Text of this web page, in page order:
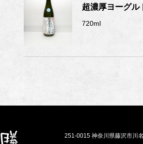
超濃厚ヨーグル
720ml
251-0015 神奈川県藤沢市川